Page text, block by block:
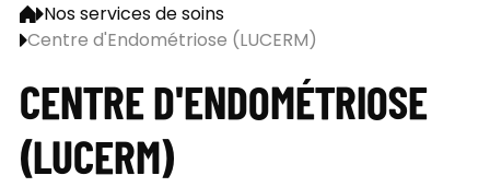
Nos services de soins
Centre d'Endométriose (LUCERM)
CENTRE D'ENDOMÉTRIOSE
(LUCERM)